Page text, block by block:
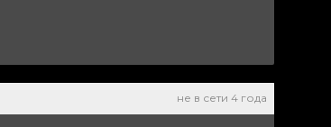
не в сети 4 года